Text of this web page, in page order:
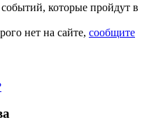
которые пройдут в
нет на сайте, сообщите